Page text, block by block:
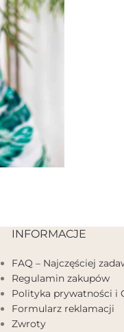
INFORMACJE
FAQ – Najczęściej
Regulamin zakupów
Polityka prywatności i
Formularz reklamacji
Zwroty